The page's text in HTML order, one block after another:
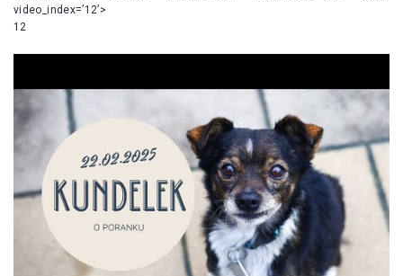
video_index=’12’>
12